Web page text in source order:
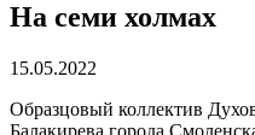
На семи холмах
15.05.2022
Образцовый коллектив
Балакирева города